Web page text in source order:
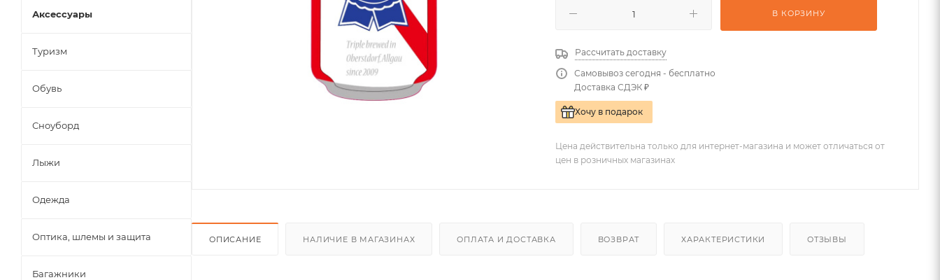
В КОРЗИНУ
Рассчитать доставку
Самовывоз сегодня - бесплатно
Доставка СДЭК ₽
Хочу в подарок
Цена действительна только для интернет-магазина и может отличаться от
цен в розничных магазинах
ОПИСАНИЕ НАЛИЧИЕ В МАГАЗИНАХ ОПЛАТА И ДОСТАВКА ВОЗВРАТ ХАРАКТЕРИСТИКИ ОТЗЫВЫ
Аксессуары
Туризм
Обувь
Сноуборд
Лыжи
Одежда
Оптика, шлемы и защита
Багажники